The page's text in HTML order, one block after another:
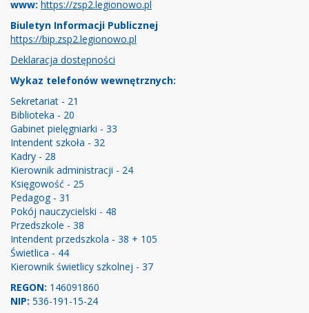
www: https://zsp2.legionowo.pl
Biuletyn Informacji Publicznej
https://bip.zsp2.legionowo.pl
Deklaracja dostępności
Wykaz telefonów wewnętrznych:
Sekretariat - 21
Biblioteka - 20
Gabinet pielęgniarki - 33
Intendent szkoła - 32
Kadry - 28
Kierownik administracji - 24
Księgowość - 25
Pedagog - 31
Pokój nauczycielski - 48
Przedszkole - 38
Intendent przedszkola - 38 + 105
Świetlica - 44
Kierownik świetlicy szkolnej - 37
REGON: 146091860
NIP: 536-191-15-24